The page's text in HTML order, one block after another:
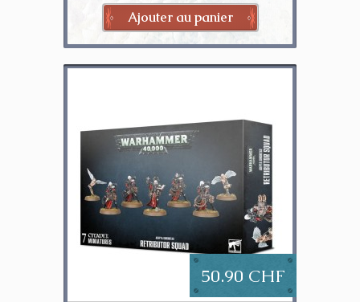
Ajouter au panier
50.90 CHF